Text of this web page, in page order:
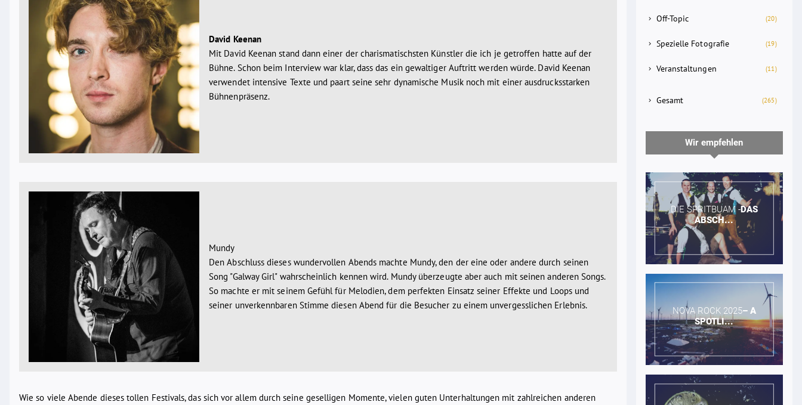
David Keenan
Mit David Keenan stand dann einer der charismatischsten Künstler die ich je getroffen hatte auf der
Bühne. Schon beim Interview war klar, dass das ein gewaltiger Auftritt werden würde. David Keenan
verwendet intensive Texte und paart seine sehr dynamische Musik noch mit einer ausdrucksstarken
Bühnenpräsenz.
Mundy
Den Abschluss dieses wundervollen Abends machte Mundy, den der eine oder andere durch seinen
Song "Galway Girl" wahrscheinlich kennen wird. Mundy überzeugte aber auch mit seinen anderen Songs.
So machte er mit seinem Gefühl für Melodien, dem perfekten Einsatz seiner Effekte und Loops und
seiner unverkennbaren Stimme diesen Abend für die Besucher zu einem unvergesslichen Erlebnis.
Wie so viele Abende dieses tollen Festivals, das sich vor allem durch seine geselligen Momente, vielen guten Unterhaltungen mit zahlreichen anderen
Off-Topic (20)
Spezielle Fotografie (19)
Veranstaltungen (11)
Gesamt (265)
Wir empfehlen
DIE SPRITBUAM -​DAS
ABSCH...
NOVA ROCK 2025​– A
SPOTLI...